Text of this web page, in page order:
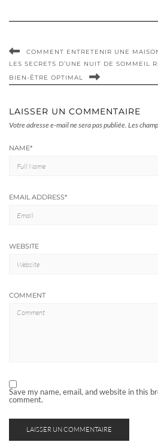
COMMENT ENTRETENIR UNE
LES SECRETS D’UNE NUIT DE SOMMEIL
BIEN-ÊTRE OPTIMAL
LAISSER UN COMMENTAIRE
Votre adresse e-mail ne sera pas publiée. Les
NAME*
EMAIL ADDRESS*
WEBSITE
COMMENT
Save my name, email, and website in this
comment.